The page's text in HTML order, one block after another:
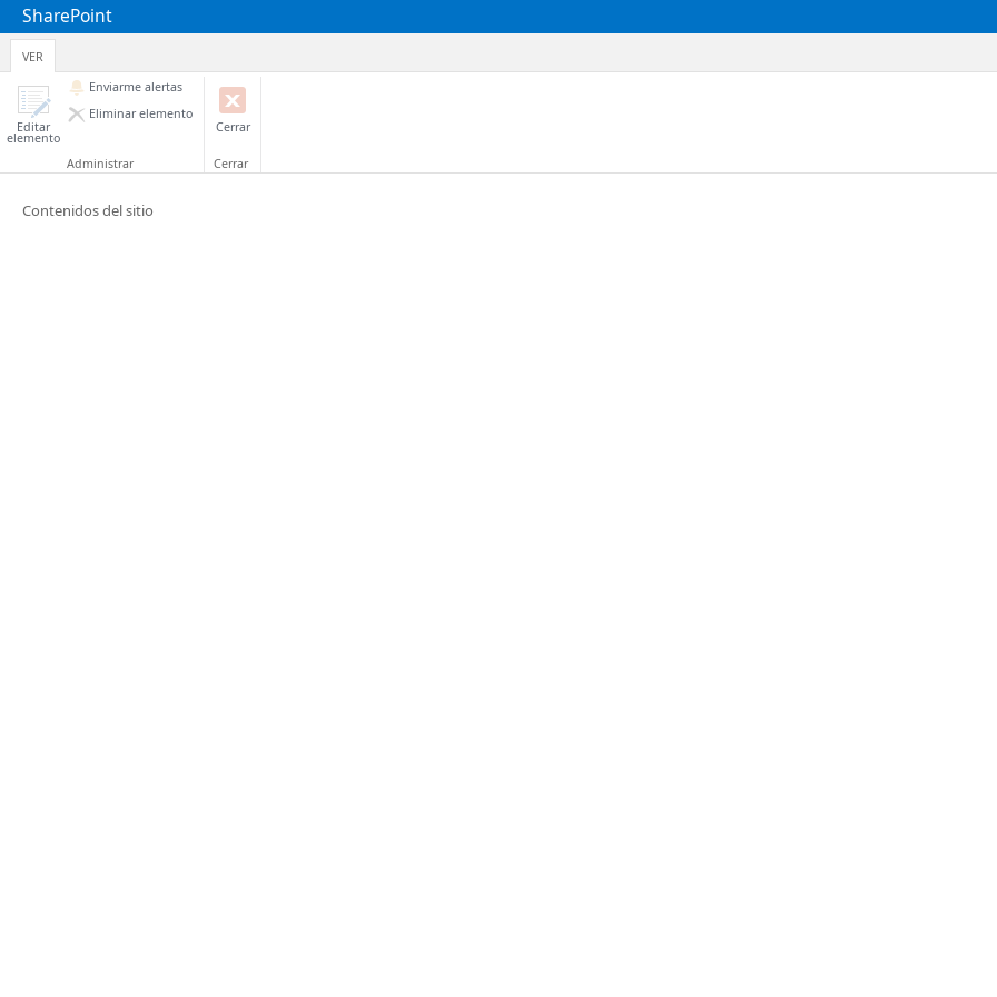
SharePoint
VER
Editar
elemento
Enviarme alertas
Eliminar elemento
Administrar
Cerrar
Cerrar
Contenidos del sitio